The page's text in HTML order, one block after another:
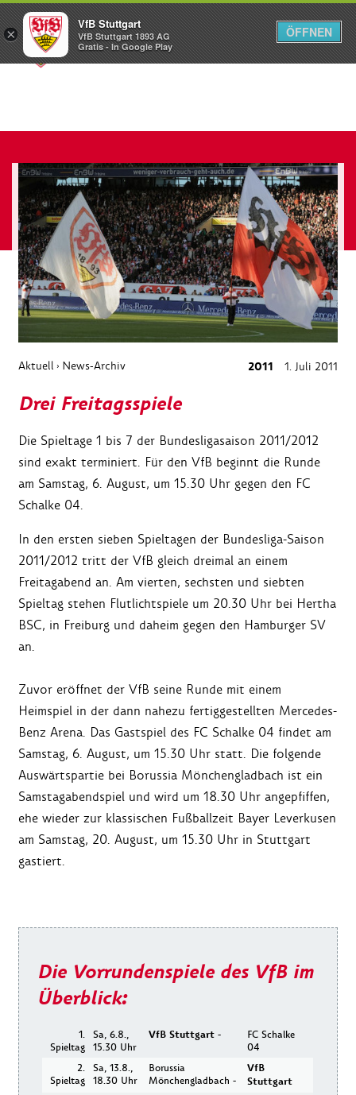
Menü
Aktuell › News-Archiv 2011 1. Juli 2011
Drei Freitagsspiele
Die Spieltage 1 bis 7 der Bundesligasaison 2011/2012
sind exakt terminiert. Für den VfB beginnt die Runde
am Samstag, 6. August, um 15.30 Uhr gegen den FC
Schalke 04.
In den ersten sieben Spieltagen der Bundesliga-Saison
2011/2012 tritt der VfB gleich dreimal an einem
Freitagabend an. Am vierten, sechsten und siebten
Spieltag stehen Flutlichtspiele um 20.30 Uhr bei Hertha
BSC, in Freiburg und daheim gegen den Hamburger SV
an.
Zuvor eröffnet der VfB seine Runde mit einem
Heimspiel in der dann nahezu fertiggestellten Mercedes-
Benz Arena. Das Gastspiel des FC Schalke 04 findet am
Samstag, 6. August, um 15.30 Uhr statt. Die folgende
Auswärtspartie bei Borussia Mönchengladbach ist ein
Samstagabendspiel und wird um 18.30 Uhr angepfiffen,
ehe wieder zur klassischen Fußballzeit Bayer Leverkusen
am Samstag, 20. August, um 15.30 Uhr in Stuttgart
gastiert.
Die Vorrundenspiele des VfB im
Überblick:
1.
Spieltag
Sa, 6.8.,
15.30 Uhr
VfB Stuttgart -
FC Schalke
04
2.
Spieltag
Sa, 13.8.,
18.30 Uhr
Borussia
Mönchengladbach -
VfB
Stuttgart
×
VfB Stuttgart
VfB Stuttgart 1893 AG
Gratis - In Google Play
ÖFFNEN